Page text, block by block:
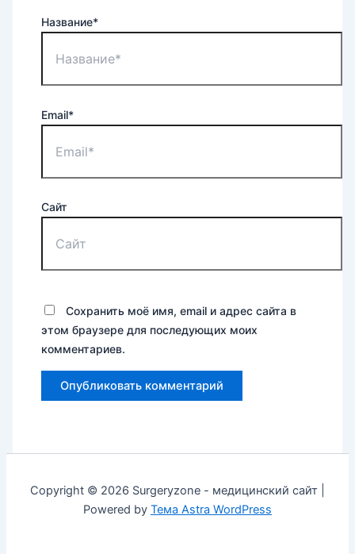
Название*
Email*
Сайт
Сохранить моё имя, email и адрес сайта в
этом браузере для последующих моих
комментариев.
Copyright © 2026 Surgeryzone - медицинский сайт |
Powered by Тема Astra WordPress